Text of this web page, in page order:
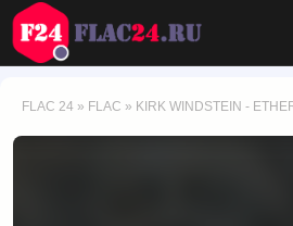
FLAC 24 » FLAC » KIRK WINDSTEIN -